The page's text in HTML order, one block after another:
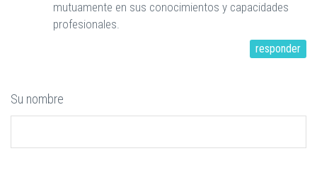
mutuamente en sus conocimientos y capacidades
profesionales.
responder
Su nombre